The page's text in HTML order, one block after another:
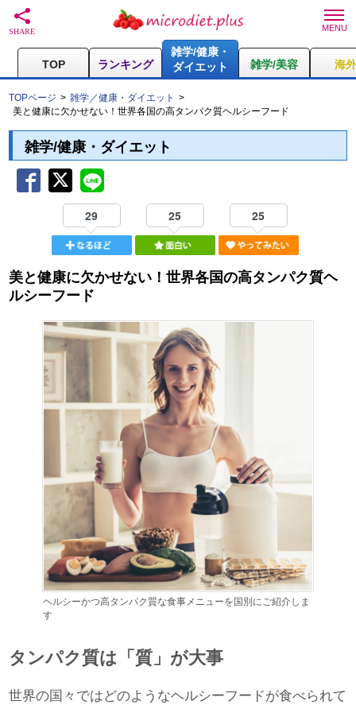
TOP ランキング
雑学/健康・
ダイエット
雑学/美容 海
TOPページ
雑学／健康・ダイエット
美と健康に欠かせない！世界各国の高タンパク質ヘルシーフード
雑学/健康・ダイエット
29 25 25
美と健康に欠かせない！世界各国の高タンパク質ヘ
ルシーフード
ヘルシーかつ高タンパク質な食事メニューを国別にご紹介しま
す
タンパク質は「質」が大事
世界の国々ではどのようなヘルシーフードが食べられて